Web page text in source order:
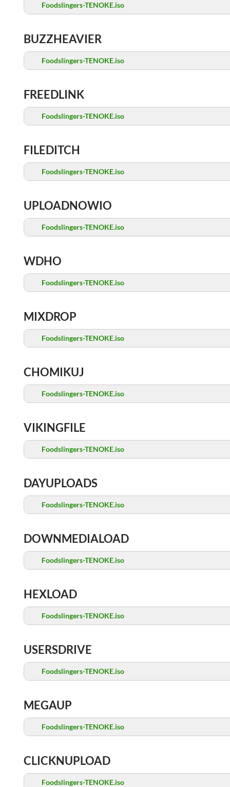
Foodslingers-TENOKE.iso
BUZZHEAVIER
Foodslingers-TENOKE.iso
FREEDLINK
Foodslingers-TENOKE.iso
FILEDITCH
Foodslingers-TENOKE.iso
UPLOADNOWIO
Foodslingers-TENOKE.iso
WDHO
Foodslingers-TENOKE.iso
MIXDROP
Foodslingers-TENOKE.iso
CHOMIKUJ
Foodslingers-TENOKE.iso
VIKINGFILE
Foodslingers-TENOKE.iso
DAYUPLOADS
Foodslingers-TENOKE.iso
DOWNMEDIALOAD
Foodslingers-TENOKE.iso
HEXLOAD
Foodslingers-TENOKE.iso
USERSDRIVE
Foodslingers-TENOKE.iso
MEGAUP
Foodslingers-TENOKE.iso
CLICKNUPLOAD
Foodslingers-TENOKE.iso